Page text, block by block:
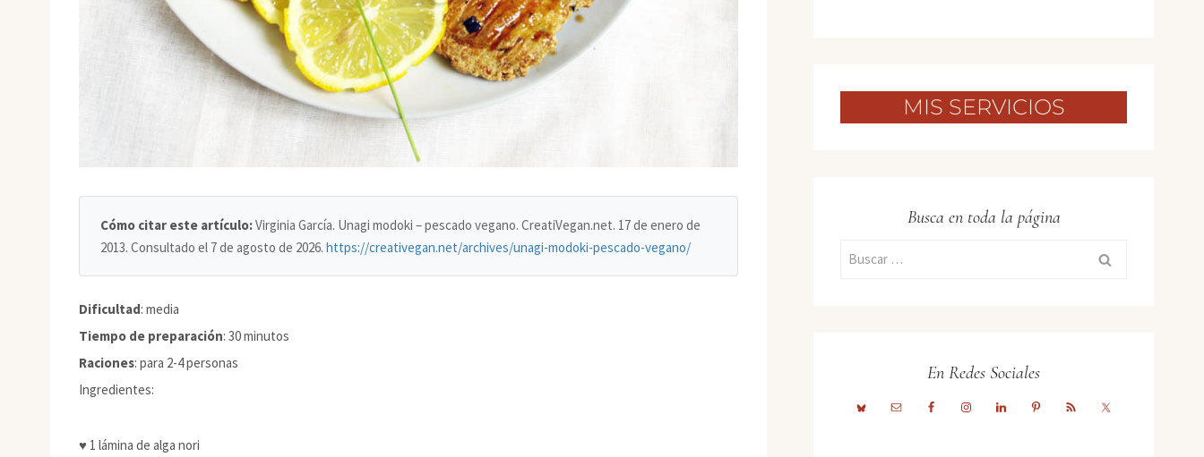
Cómo citar este artículo:Virginia García. Unagi modoki – pescado vegano. CreatiVegan.net. 17 de enero de
2013. Consultado el 7 de agosto de 2026. https://creativegan.net/archives/unagi-modoki-pescado-vegano/
Dificultad: media
Tiempo de preparación: 30 minutos
Raciones: para 2-4 personas
Ingredientes:
♥ 1 lámina de alga nori
MIS SERVICIOS
Busca en toda la página
Buscar:
En Redes Sociales